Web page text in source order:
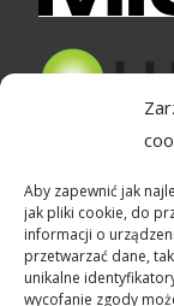
Aby zapewnić jak
jak pliki cookie, do
informacji o
przetwarzać dane,
unikalne
wycofanie zgody